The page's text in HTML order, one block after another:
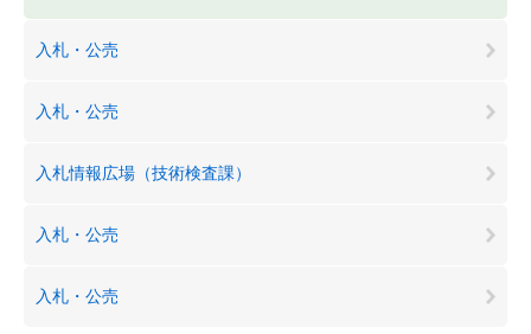
入札・公売
入札・公売
入札情報広場（技術検査課）
入札・公売
入札・公売